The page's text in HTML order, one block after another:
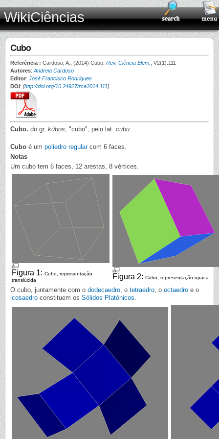
WikiCiências
Cubo
Referência : Cardoso, A., (2014) Cubo, Rev. Ciência Elem.
, V2(1):111
Autores: Andreia Cardoso
Editor: José Francisco Rodrigues
DOI: [http://doi.org/10.24927/rce2014.111]
Cubo. do gr. kúbos, "cubo", pelo lat. cubu
Cubo é um poliedro regularcom 6 faces.
Notas
Um cubo tem 6 faces, 12 arestas, 8 vértices.
Figura 1: Cubo, representação
translúcida
Figura 2: Cubo, representação opaca
O cubo, juntamente com o dodecaedro, o tetraedro, o octaedro e o
icosaedro constituem os Sólidos Platónicos.